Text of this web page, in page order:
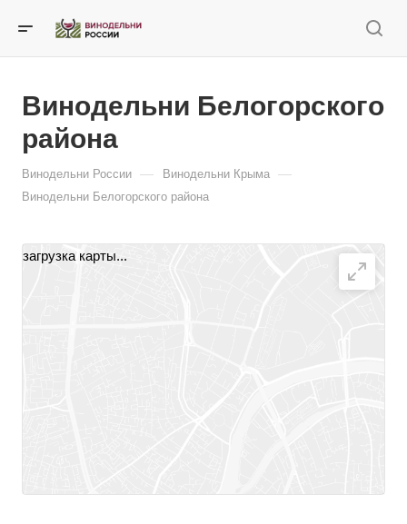
Винодельни Белогорского
района
Винодельни России — Винодельни Крыма —
Винодельни Белогорского района
загрузка карты...